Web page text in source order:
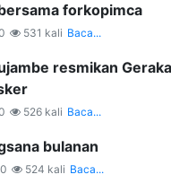
forkopimca
531 kali Baca...
resmikan
526 kali Baca...
bulanan
524 kali Baca...